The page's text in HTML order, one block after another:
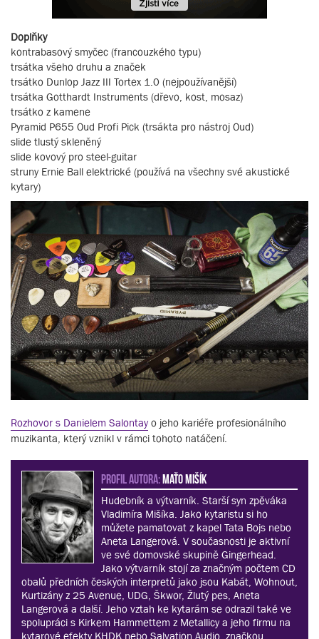
Doplňky
kontrabasový smyčec (francouzkého typu)
trsátka všeho druhu a značek
trsátko Dunlop Jazz III Tortex 1.0 (nejpoužívanější)
trsátka Gotthardt Instruments (dřevo, kost, mosaz)
trsátko z kamene
Pyramid P655 Oud Profi Pick (trsákta pro nástroj Oud)
slide tlustý skleněný
slide kovový pro steel-guitar
struny Ernie Ball elektrické (používá na všechny své akustické
kytary)
Rozhovor s Danielem Salontay o jeho kariéře profesionálního
muzikanta, který vznikl v rámci tohoto natáčení.
PROFIL AUTORA:Maťo Mišík
Hudebník a výtvarník. Starší syn zpěváka
Vladimíra Mišíka. Jako kytaristu si ho
můžete pamatovat z kapel Tata Bojs nebo
Aneta Langerová. V současnosti je aktivní
ve své domovské skupině Gingerhead.
Jako výtvarník stojí za značným počtem CD
obalů předních českých interpretů jako jsou Kabát, Wohnout,
Kurtizány z 25 Avenue, UDG, Škwor, Žlutý pes, Aneta
Langerová a další. Jeho vztah ke kytarám se odrazil také ve
spolupráci s Kirkem Hammettem z Metallicy a jeho firmu na
kytarové efekty KHDK nebo Salvation Audio, značkou